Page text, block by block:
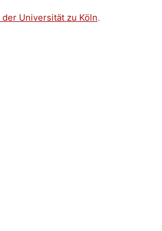
Universität zu Köln.